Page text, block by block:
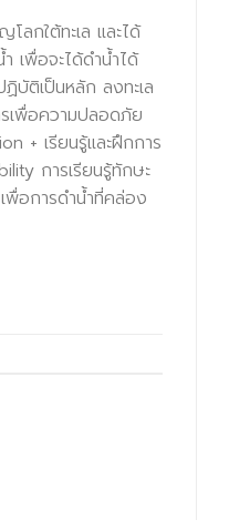
กใต้ทะเล และได้
เพื่อจะได้ดำน้ำได้
บัติเป็นหลัก ลงทะเล
เพื่อความปลอดภัย
+ เรียนรู้และฝึกการ
การเรียนรู้ทักษะ
อการดำน้ำที่คล่อง